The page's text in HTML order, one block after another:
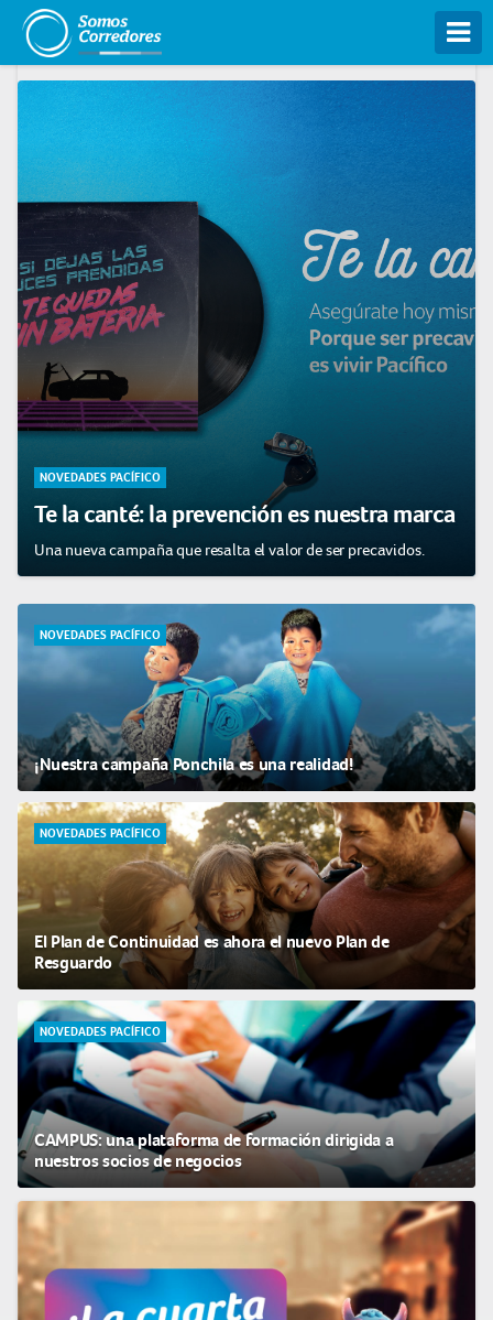
NOVEDADES PACÍFICO
Te la canté: la prevención es nuestra marca
Una nueva campaña que resalta el valor de ser precavidos.
NOVEDADES PACÍFICO
¡Nuestra campaña Ponchila es una realidad!
NOVEDADES PACÍFICO
El Plan de Continuidad es ahora el nuevo Plan de
Resguardo
NOVEDADES PACÍFICO
CAMPUS: una plataforma de formación dirigida a
nuestros socios de negocios